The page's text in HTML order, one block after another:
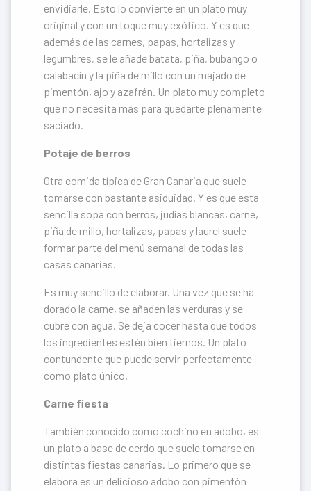
envidiarle. Esto lo convierte en un plato muy
original y con un toque muy exótico. Y es que
además de las carnes, papas, hortalizas y
legumbres, se le añade batata, piña, bubango o
calabacín y la piña de millo con un majado de
pimentón, ajo y azafrán. Un plato muy completo
que no necesita más para quedarte plenamente
saciado.
Potaje de berros
Otra comida típica de Gran Canaria que suele
tomarse con bastante asiduidad. Y es que esta
sencilla sopa con berros, judías blancas, carne,
piña de millo, hortalizas, papas y laurel suele
formar parte del menú semanal de todas las
casas canarias.
Es muy sencillo de elaborar. Una vez que se ha
dorado la carne, se añaden las verduras y se
cubre con agua. Se deja cocer hasta que todos
los ingredientes estén bien tiernos. Un plato
contundente que puede servir perfectamente
como plato único.
Carne fiesta
También conocido como cochino en adobo, es
un plato a base de cerdo que suele tomarse en
distintas fiestas canarias. Lo primero que se
elabora es un delicioso adobo con pimentón